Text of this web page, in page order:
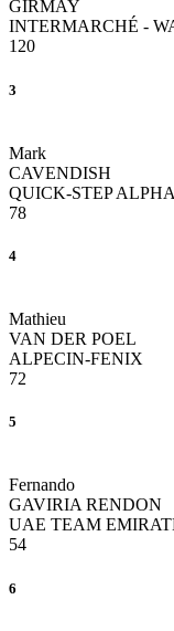
GIRMAY
INTERMARCHÉ -
120
3
Mark
CAVENDISH
QUICK-STEP
78
4
Mathieu
VAN DER POEL
ALPECIN-FENIX
72
5
Fernando
GAVIRIA RENDON
UAE TEAM
54
6